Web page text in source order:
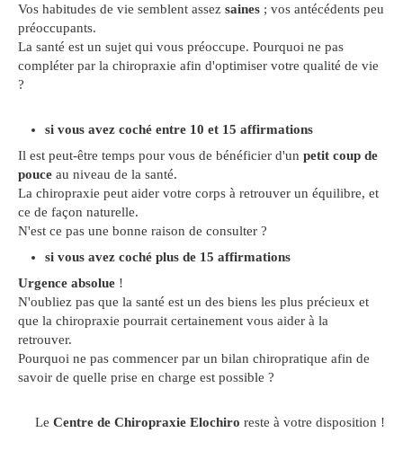
Vos habitudes de vie semblent assez saines ; vos antécédents peu
préoccupants.
La santé est un sujet qui vous préoccupe. Pourquoi ne pas
compléter par la chiropraxie afin d'optimiser votre qualité de vie
?
si vous avez coché entre 10 et 15 affirmations
Il est peut-être temps pour vous de bénéficier d'un petit coup de
pouce au niveau de la santé.
La chiropraxie peut aider votre corps à retrouver un équilibre, et
ce de façon naturelle.
N'est ce pas une bonne raison de consulter ?
si vous avez coché plus de 15 affirmations
Urgence absolue !
N'oubliez pas que la santé est un des biens les plus précieux et
que la chiropraxie pourrait certainement vous aider à la
retrouver.
Pourquoi ne pas commencer par un bilan chiropratique afin de
savoir de quelle prise en charge est possible ?
Le Centre de Chiropraxie Elochiro reste à votre disposition !